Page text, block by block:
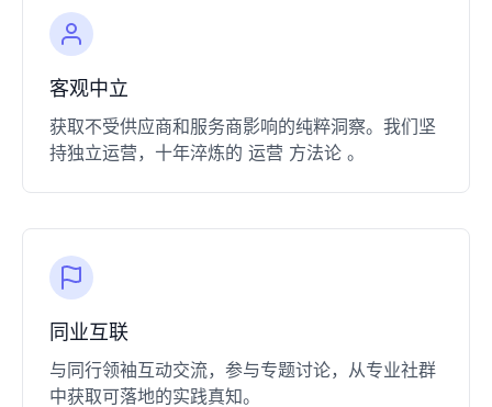
​客观中立​
获取不受供应商和服务商影响的纯粹洞察。我们坚
持独立运营，十年淬炼的 运营 方法论 。
​同业互联​
与同行领袖互动交流，参与专题讨论，从专业社群
中获取可落地的实践真知。